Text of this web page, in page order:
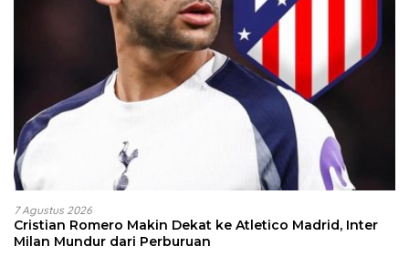
7 Agustus 2026
Cristian Romero Makin Dekat ke Atletico Madrid, Inter
Milan Mundur dari Perburuan